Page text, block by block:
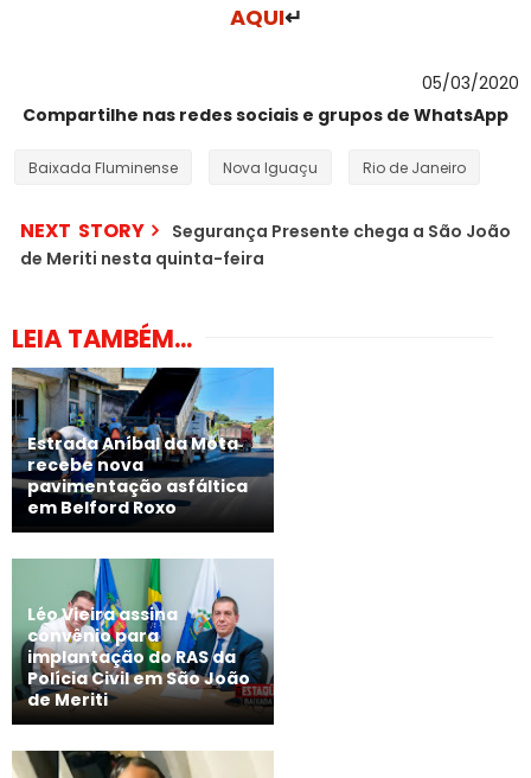
AQUI↵
05/03/2020
Compartilhe nas redes sociais e grupos de WhatsApp
Baixada Fluminense Nova Iguaçu Rio de Janeiro
NEXT STORY
Segurança Presente chega a São João
de Meriti nesta quinta-feira
LEIA TAMBÉM...
Estrada Aníbal da Mota
recebe nova
pavimentação asfáltica
em Belford Roxo
Léo Vieira assina
convênio para
implantação do RAS da
Polícia Civil em São João
de Meriti